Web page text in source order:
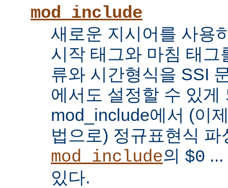
mod_include
새로운 지시어를 사용
시작 태그와 마침 태그
류와 시간형식을 SSI
에서도 설정할 수 있게
mod_include에서 (이
법으로) 정규표현식
mod_include의 $0 ...
있다.